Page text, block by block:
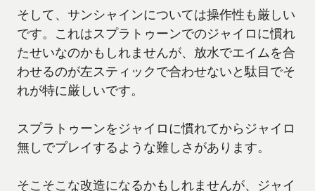
そして、サンシャインについては操作性も厳しい
です。これはスプラトゥーンでのジャイロに慣れ
たせいなのかもしれませんが、放水でエイムを合
わせるのが左スティックで合わせないと駄目でそ
れが特に厳しいです。
スプラトゥーンをジャイロに慣れてからジャイロ
無しでプレイするような難しさがあります。
そこそこな改造になるかもしれませんが、ジャイ